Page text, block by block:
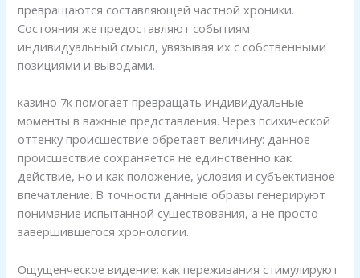
превращаются составляющей частной хроники.
Состояния же предоставляют событиям
индивидуальный смысл, увязывая их с собственными
позициями и выводами.
казино 7к помогает превращать индивидуальные
моменты в важные представления. Через психической
оттенку происшествие обретает величину: данное
происшествие сохраняется не единственно как
действие, но и как положение, условия и субъективное
впечатление. В точности данные образы генерируют
понимание испытанной существования, а не просто
завершившегося хронологии.
Ощущенческое видение: как переживания стимулируют